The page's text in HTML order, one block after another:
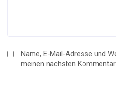
Name, E-Mail-Adresse und
meinen nächsten